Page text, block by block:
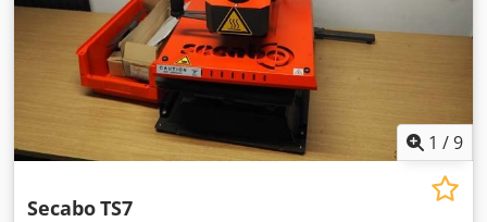
1 /9
SecaboTS7